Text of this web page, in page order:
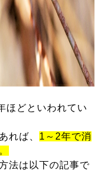
ほどといわれてい
れば、 1～2年で消
法は以下の記事で